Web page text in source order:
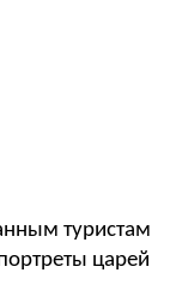
туристам
царей